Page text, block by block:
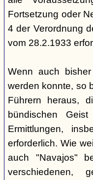
Fortsetzung oder
4 der Verordnung
vom 28.2.1933
Wenn auch
werden konnte, so
Führern heraus,
bündischen
Ermittlungen,
erforderlich. Wie
auch "Navajos"
verschiedenen,